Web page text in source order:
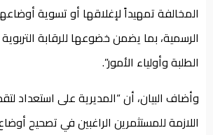
المخالفة تمهيداً لإغلاقها أو تسوية
الرسمية، بما يضمن خضوعها للرقابة
الطلبة وأولياء الأمور”.
وأضاف البيان، أن “المديرية على استعداد
اللازمة للمستثمرين الراغبين في تصحيح